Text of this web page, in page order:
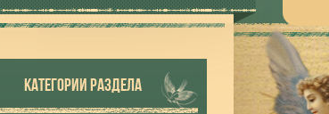
КАТЕГОРИИ РАЗДЕЛА